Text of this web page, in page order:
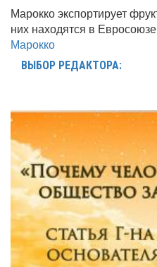
Марокко экспортирует
них находятся в
Марокко
ВЫБОР РЕДАКТОРА: